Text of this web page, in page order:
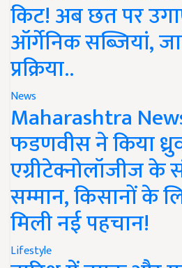
किट! अब छत पर
ऑर्गेनिक सब्जियां,
प्रक्रिया..
News
Maharashtra
फडणवीस ने किया
एग्रीटेक्नोलॉजीज के
सम्मान, किसानों के
मिली नई पहचान!
Lifestyle